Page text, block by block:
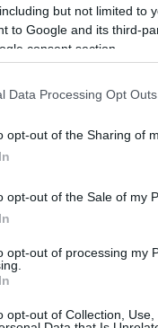
but not limited to
to Google and its third-
consent section.
Data Processing Opt Outs
opt-out of the Sharing of
opt-out of the Sale of my
opt-out of processing my
opt-out of Collection,
από το
της 31
δηλωθείσας
άκρο του
συνθήκες,
από μέσα